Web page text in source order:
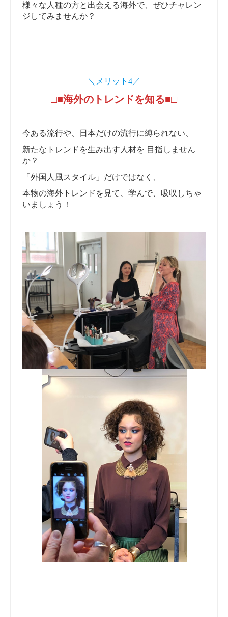
様々な人種の方と出会える海外で、ぜひチャレン
ジしてみませんか？
＼メリット4／
□■海外のトレンドを知る■□
今ある流行や、日本だけの流行に縛られない、
新たなトレンドを生み出す人材を 目指しません
か？
「外国人風スタイル」だけではなく、
本物の海外トレンドを見て、学んで、吸収しちゃ
いましょう！